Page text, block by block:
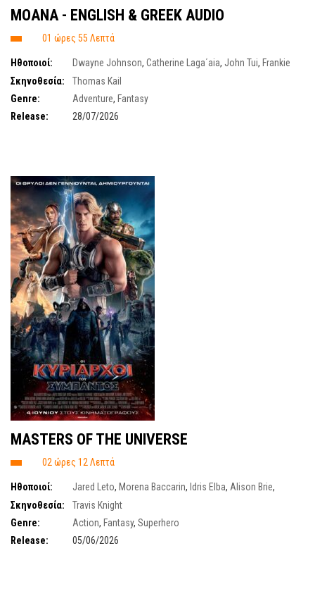
MOANA - ENGLISH & GREEK AUDIO
01 ώρες 55 Λεπτά
Ηθοποιοί: Dwayne Johnson, Catherine Laga΄aia, John Tui, Frankie
Adams
Σκηνοθεσία:
Thomas Kail
Genre:
Adventure, Fantasy
Release:
28/07/2026
ΜΑSTERS OF THE UNIVERSE
02 ώρες 12 Λεπτά
Ηθοποιοί: Jared Leto, Morena Baccarin, Idris Elba, Alison Brie,
Nicholas Galitzine,Camila Mendes
Σκηνοθεσία:
Travis Knight
Genre:
Action, Fantasy, Superhero
Release:
05/06/2026